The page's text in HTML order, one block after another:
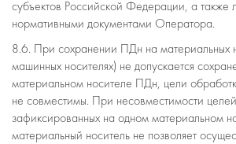
субъектов Российской Федерации, а также
нормативными документами Оператора.
8.6. При сохранении ПДн на материальных
машинных носителях) не допускается
материальном носителе ПДн, цели
не совместимы. При несовместимости
зафиксированных на одном материальном
материальный носитель не позволяет